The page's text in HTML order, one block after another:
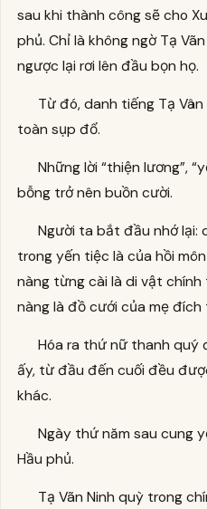
sau khi thành công sẽ cho
phủ. Chỉ là không ngờ Tạ
ngược lại rơi lên đầu bọn họ.
Từ đó, danh tiếng Tạ
toàn sụp đổ.
Những lời “thiện lương”,
bỗng trở nên buồn cười.
Người ta bắt đầu nhớ lại:
trong yến tiệc là của hồi
nàng từng cài là di vật
nàng là đồ cưới của mẹ đích
Hóa ra thứ nữ thanh quý
ấy, từ đầu đến cuối đều
khác.
Ngày thứ năm sau cung
Hầu phủ.
Tạ Vãn Ninh quỳ trong